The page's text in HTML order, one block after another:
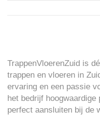
TrappenVloerenZuid is
trappen en vloeren in
ervaring en een passie
het bedrijf
perfect aansluiten bij de